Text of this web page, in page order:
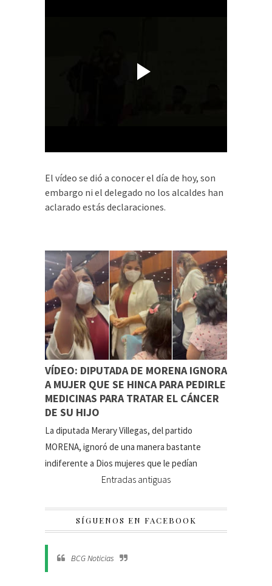
El vídeo se dió a conocer el día de hoy, son
embargo ni el delegado no los alcaldes han
aclarado estás declaraciones.
VÍDEO: DIPUTADA DE MORENA IGNORA
A MUJER QUE SE HINCA PARA PEDIRLE
MEDICINAS PARA TRATAR EL CÁNCER
DE SU HIJO
La diputada Merary Villegas, del partido
MORENA, ignoró de una manera bastante
indiferente a Dios mujeres que le pedían
Entradas antiguas
SÍGUENOS EN FACEBOOK
BCG Noticias